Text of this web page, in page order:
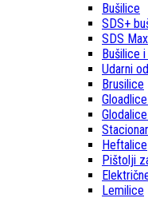
Bušilice
SDS+
SDS
Bušilice
Udarni
Brusilice
Heftalice
Pištolji
Lemilice